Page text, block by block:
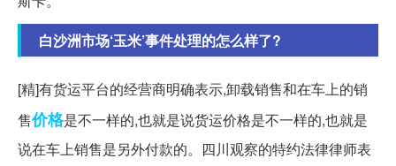
白沙洲市场‘玉米’事件处理的怎么样了?
[精]有货运平台的经营商明确表示,卸载销售和在车上的销
售价格是不一样的,也就是说货运价格是不一样的,也就是
说在车上销售是另外付款的。四川观察的特约法律律师表